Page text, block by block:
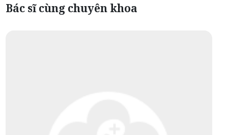
Bác sĩ cùng chuyên khoa